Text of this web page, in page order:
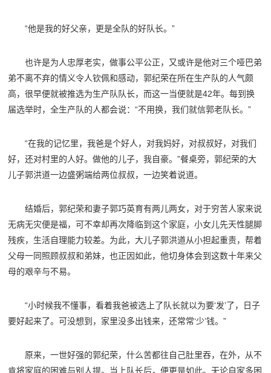
“他是我的好父亲，更是全队的好队长。”
也许是为人忠厚老实，做事公平公正，又或许是他对三个哑巴弟
弟不离不弃的情义令人钦佩和感动，郭纪荣在所在生产队的人气颇
高，很早便就被推选为生产队队长，而这一当便就是42年。每到换
届选举时，全生产队的人都会说：“不用换，我们就信郭老队长。”
“在我的记忆里，我爸是个好人，对我妈好，对叔叔好，对我们
好，还对村里的人好。做他的儿子，我自豪。”餐桌旁，郭纪荣的大
儿子郭洪道一边盛粥端给两位叔叔，一边笑着说道。
结婚后，郭纪荣和妻子郭巧英育有两儿两女，对于穷苦人家来说
无病无灾便是福，可不幸却再次降临到这个家庭，小女儿先天性腿脚
残疾，生活自理能力较差。为此，大儿子郭洪道从小担起重责，帮着
父母一同照顾叔叔和弟妹，也正因如此，他切身体会到这数十年来父
母的艰辛与不易。
“小时候我不懂事，看着我爸被选上了队长就以为要‘发’了，日子
要好起来了。可没想到，家里没多出钱来，还常常‘少’钱。”
原来，一世好强的郭纪荣，什么苦都往自己肚里吞，在外，从不
肯将家庭的困难与别人提。当上队长后，便更是如此。无论自家多困